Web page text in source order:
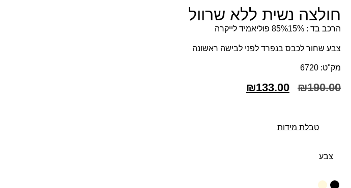
חולצה נשית ללא שרוול
הרכב בד : 85%15% פוליאמיד לייקרה
צבע שחור לכבס בנפרד לפני לבישה ראשונה
מק"ט: 6720
₪190.00
₪133.00
טבלת מידות
צבע